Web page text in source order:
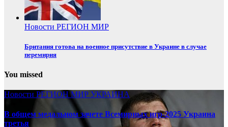
Новости РЕГИОН МИР
Британия готова на военное присутствие в Украине в случае
перемирия
You missed
Новости РЕГИОНМИР УКРАИНА
В общем медальном зачете Всемирных игр-2025 Украина
третья